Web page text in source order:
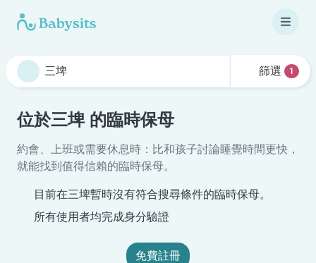
篩選 1
位於三埤 的臨時保母
約會、上班或需要休息時：比和孩子討論睡覺時間更快，
就能找到值得信賴的臨時保母。
目前在三埤暫時沒有符合搜尋條件的臨時保母。
所有使用者均完成身分驗證
免費註冊